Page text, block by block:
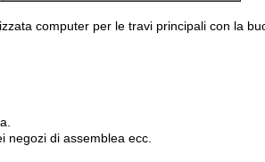
computer per le travi principali con la
negozi di assemblea ecc.